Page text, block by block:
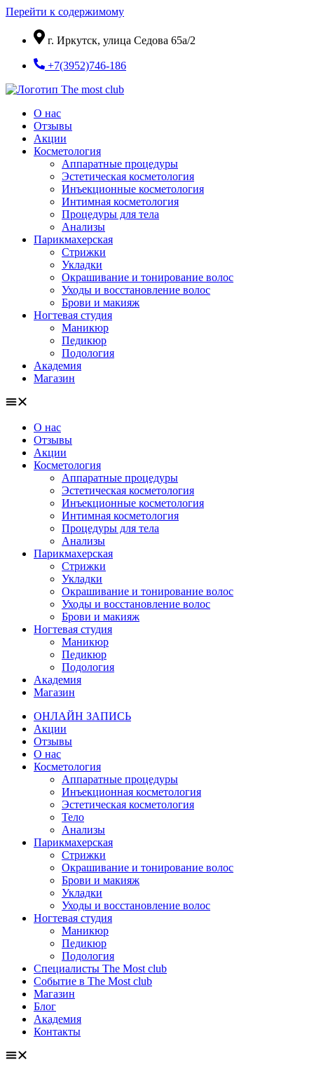
Перейти к содержимому
г. Иркутск, улица Седова 65а/2
+7(3952)746-186
О нас
Отзывы
Акции
Косметология
Аппаратные процедуры
Эстетическая косметология
Инъекционные косметология
Интимная косметология
Процедуры для тела
Анализы
Парикмахерская
Стрижки
Укладки
Окрашивание и тонирование волос
Уходы и восстановление волос
Брови и макияж
Ногтевая студия
Маникюр
Педикюр
Подология
Академия
Магазин
О нас
Отзывы
Акции
Косметология
Аппаратные процедуры
Эстетическая косметология
Инъекционные косметология
Интимная косметология
Процедуры для тела
Анализы
Парикмахерская
Стрижки
Укладки
Окрашивание и тонирование волос
Уходы и восстановление волос
Брови и макияж
Ногтевая студия
Маникюр
Педикюр
Подология
Академия
Магазин
ОНЛАЙН ЗАПИСЬ
Акции
Отзывы
О нас
Косметология
Аппаратные процедуры
Инъекционная косметология
Эстетическая косметология
Тело
Анализы
Парикмахерская
Стрижки
Окрашивание и тонирование волос
Брови и макияж
Укладки
Уходы и восстановление волос
Ногтевая студия
Маникюр
Педикюр
Подология
Специалисты The Most club
Событие в The Most club
Магазин
Блог
Академия
Контакты